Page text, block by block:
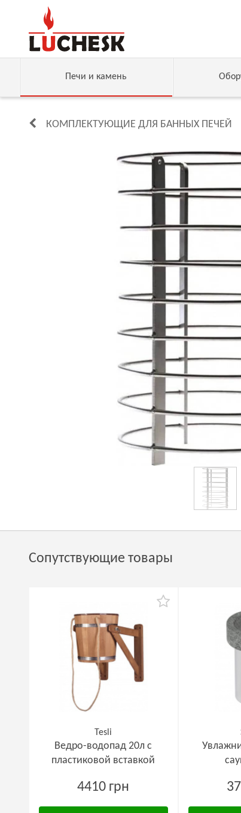
Печи и камень
КОМПЛЕКТУЮЩИЕ ДЛЯ БАННЫХ ПЕЧЕЙ
Сопутствующие товары
Tesli
Ведро-водопад 20л с
пластиковой вставкой
4410 грн